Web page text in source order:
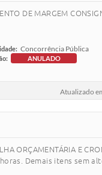
DE MARGEM
Concorrência Pública
ANULADO
Atualizado
E
Demais itens sem